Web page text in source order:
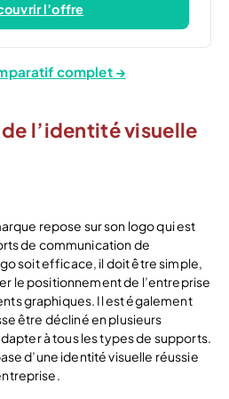
l’offre
complet →
l’identité visuelle
repose sur son logo qui est
de communication de
soit efficace, il doit être simple,
le positionnement de l’entreprise
graphiques. Il est également
être décliné en plusieurs
à tous les types de supports.
d’une identité visuelle réussie